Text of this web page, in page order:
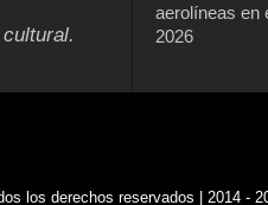
aerolíneas en
2026
los derechos reservados | 2014 -